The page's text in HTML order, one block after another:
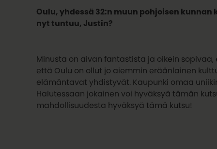
Oulu, yhdessä 32:n muun pohjoisen
nyt tuntuu, Justin?
Minusta on aivan fantastista ja oikein sopivaa,
että Oulu on ollut jo aiemmin eräänlainen
elämäntavat yhdistyvät. Kaupunki omaa
Halutessaan jokainen voi hyväksyä tämän
mahdollisuudesta hyväksyä tämä kutsu!